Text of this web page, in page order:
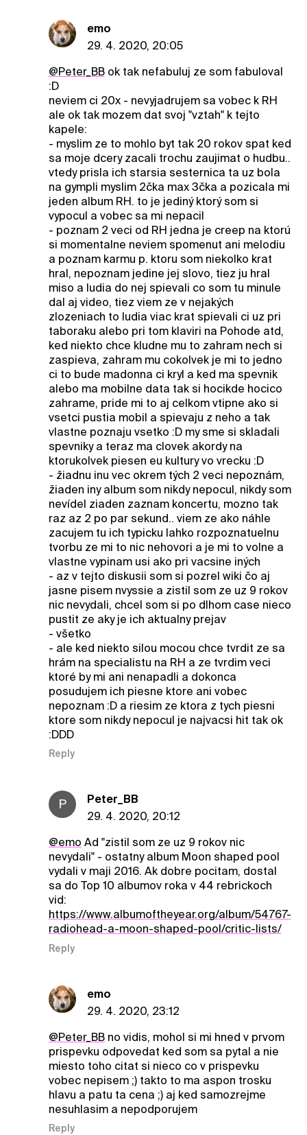
emo
29. 4. 2020, 20:05
@Peter_BBok tak nefabuluj ze som fabuloval
:D
neviem ci 20x - nevyjadrujem sa vobec k RH
ale ok tak mozem dat svoj "vztah" k tejto
kapele:
- myslim ze to mohlo byt tak 20 rokov spat ked
sa moje dcery zacali trochu zaujimat o hudbu..
vtedy prisla ich starsia sesternica ta uz bola
na gympli myslim 2čka max 3čka a pozicala mi
jeden album RH. to je jediný ktorý som si
vypocul a vobec sa mi nepacil
- poznam 2 veci od RH jedna je creep na ktorú
si momentalne neviem spomenut ani melodiu
a poznam karmu p. ktoru som niekolko krat
hral, nepoznam jedine jej slovo, tiez ju hral
miso a ludia do nej spievali co som tu minule
dal aj video, tiez viem ze v nejakých
zlozeniach to ludia viac krat spievali ci uz pri
taboraku alebo pri tom klaviri na Pohode atd,
ked niekto chce kludne mu to zahram nech si
zaspieva, zahram mu cokolvek je mi to jedno
ci to bude madonna ci kryl a ked ma spevnik
alebo ma mobilne data tak si hocikde hocico
zahrame, pride mi to aj celkom vtipne ako si
vsetci pustia mobil a spievaju z neho a tak
vlastne poznaju vsetko :D my sme si skladali
spevniky a teraz ma clovek akordy na
ktorukolvek piesen eu kultury vo vrecku :D
- žiadnu inu vec okrem tých 2 veci nepoznám,
žiaden iny album som nikdy nepocul, nikdy som
nevídel ziaden zaznam koncertu, mozno tak
raz az 2 po par sekund.. viem ze ako náhle
zacujem tu ich typicku lahko rozpoznatuelnu
tvorbu ze mi to nic nehovori a je mi to volne a
vlastne vypinam usi ako pri vacsine iných
- az v tejto diskusii som si pozrel wiki čo aj
jasne pisem nvyssie a zistil som ze uz 9 rokov
nic nevydali, chcel som si po dlhom case nieco
pustit ze aky je ich aktualny prejav
- všetko
- ale ked niekto silou mocou chce tvrdit ze sa
hrám na specialistu na RH a ze tvrdim veci
ktoré by mi ani nenapadli a dokonca
posudujem ich piesne ktore ani vobec
nepoznam :D a riesim ze ktora z tych piesni
ktore som nikdy nepocul je najvacsi hit tak ok
:DDD
Reply
P
Peter_BB
29. 4. 2020, 20:12
@emo Ad "zistil som ze uz 9 rokov nic
nevydali" - ostatny album Moon shaped pool
vydali v maji 2016. Ak dobre pocitam, dostal
sa do Top 10 albumov roka v 44 rebrickoch
vid:
https://www.albumoftheyear.org/album/54767-
radiohead-a-moon-shaped-pool/critic-lists/
Reply
emo
29. 4. 2020, 23:12
@Peter_BBno vidis, mohol si mi hned v prvom
prispevku odpovedat ked som sa pytal a nie
miesto toho citat si nieco co v prispevku
vobec nepisem ;) takto to ma aspon trosku
hlavu a patu ta cena ;) aj ked samozrejme
nesuhlasim a nepodporujem
Reply